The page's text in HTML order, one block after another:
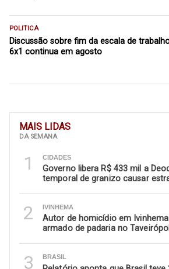
MAIS LIDAS
DA SEMANA
1 CIDADES
Governo libera R$ 433 mil a
temporal de granizo causar
2 IVINHEMA
Autor de homicídio em
armado de padaria no
3 BRASIL
POLITICA
Discussão sobre fim da escala de
6x1 continua em agosto